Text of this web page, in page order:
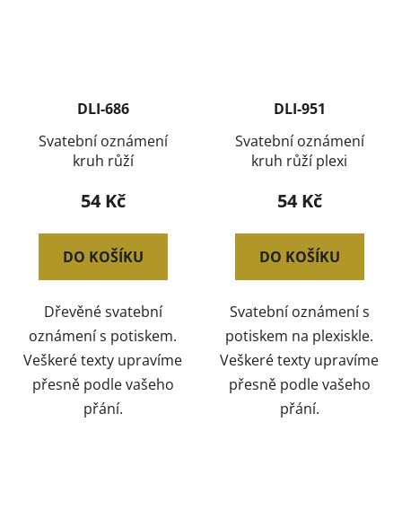
DLI-686
Svatební oznámení
kruh růží
54 Kč
DO KOŠÍKU
Dřevěné svatební
oznámení s potiskem.
Veškeré texty upravíme
přesně podle vašeho
přání.
DLI-951
Svatební oznámení
kruh růží plexi
54 Kč
DO KOŠÍKU
Svatební oznámení s
potiskem na plexiskle.
Veškeré texty upravíme
přesně podle vašeho
přání.